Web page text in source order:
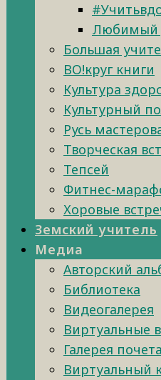
Любимый
Большая
ВО!круг книги
Культура
Культурный
Русь
Творческая
Тепсей
Фитнес-
Хоровые
Земский учитель
Медиа
Авторский
Библиотека
Видеогалерея
Виртуальные
Галерея почета
Виртуальный